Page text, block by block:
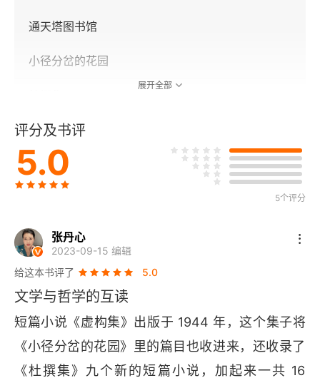
通天塔图书馆
小径分岔的花园
序言
博闻强记的富内斯
叛徒和英雄的主题
死亡与指南针
秘密的奇迹
结局
展开全部
评分及书评
5.0
5个评分
张丹心
2023-09-15 编辑
给这本书评了
5.0
文学与哲学的互读
短篇小说《虚构集》出版于 1944 年，这个集子将
《小径分岔的花园》里的篇目也收进来，还收录了
《杜撰集》九个新的短篇小说，加起来一共 16